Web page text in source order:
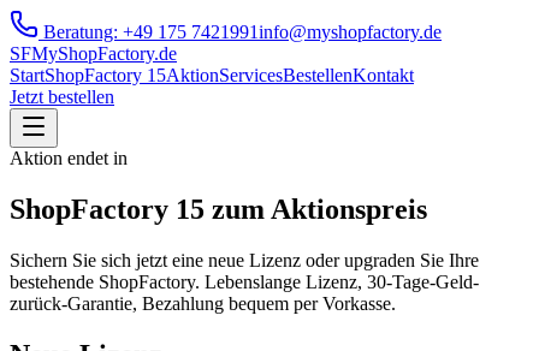
Beratung: +49 175 7421991info@myshopfactory.de
SFMyShopFactory.de
StartShopFactory 15AktionServicesBestellenKontakt
Jetzt bestellen
Aktion endet in
ShopFactory 15 zum Aktionspreis
Sichern Sie sich jetzt eine neue Lizenz oder upgraden Sie Ihre
bestehende ShopFactory. Lebenslange Lizenz, 30-Tage-Geld-
zurück-Garantie, Bezahlung bequem per Vorkasse.